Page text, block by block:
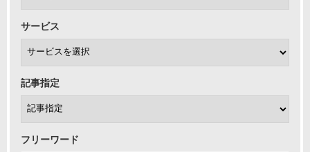
サービス
記事指定
フリーワード